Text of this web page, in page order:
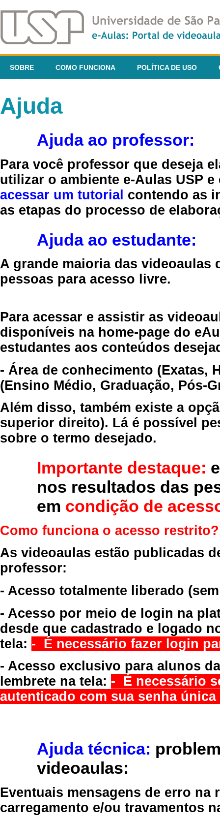
SOBRE COMO FUNCIONA POLÍTICA DE USO
Ajuda
Ajuda ao professor:
Para você professor que deseja
utilizar o ambiente e-Aulas USP
acessar um tutorial contendo as
as etapas do processo de
Ajuda ao estudante:
A grande maioria das videoaulas
pessoas para acesso livre.
Para acessar e assistir as
disponíveis na home-page do
estudantes aos conteúdos
- Área de conhecimento (Exatas,
(Ensino Médio, Graduação, Pós-
Além disso, também existe a
superior direito). Lá é possível
sobre o termo desejado.
Importante destaque:
nos resultados das
em condição de
Como funciona o acesso restrito?
As videoaulas estão publicadas
professor:
- Acesso totalmente liberado
- Acesso por meio de login na
desde que cadastrado e logado
tela: - É necessário fazer login
- Acesso exclusivo para alunos
lembrete na tela: - É necessário
autenticado com sua senha
Ajuda técnica:
videoaulas:
Eventuais mensagens de erro
carregamento e/ou travamentos